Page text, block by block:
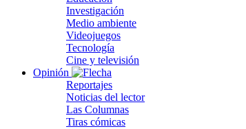
Investigación
Medio ambiente
Videojuegos
Tecnología
Cine y televisión
Opinión
Reportajes
Noticias del lector
Las Columnas
Tiras cómicas